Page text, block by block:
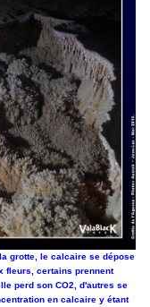
grotte, le calcaire se dépose
fleurs, certains prennent
perd son CO2, d'autres se
en calcaire y étant